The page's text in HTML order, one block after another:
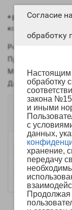
Согласие
обработку
Настоящим
обработку
закона
и иными
с
данных,
хранение,
передачу
Продолжая
* ВНИМАНИЕ!
комплект не
Рейтинг:
Производитель:
Модель:
Доступно:
9 590р.
Есть в
+